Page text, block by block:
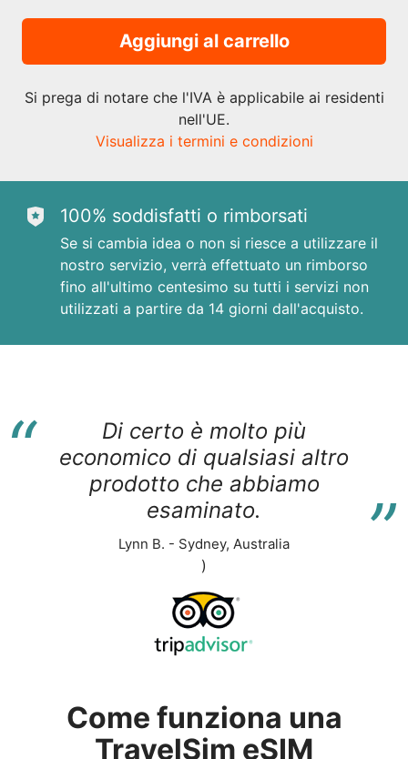
Aggiungi al carrello
Si prega di notare che l'IVA è applicabile ai residenti
nell'UE.
Visualizza i termini e condizioni
“
Di certo è molto più
economico di qualsiasi altro
prodotto che abbiamo
esaminato.
“
Lynn B. - Sydney, Australia
)
100% soddisfatti o rimborsati
Se si cambia idea o non si riesce a utilizzare il
nostro servizio, verrà effettuato un rimborso
fino all'ultimo centesimo su tutti i servizi non
utilizzati a partire da 14 giorni dall'acquisto.
Come funziona una
TravelSim eSIM